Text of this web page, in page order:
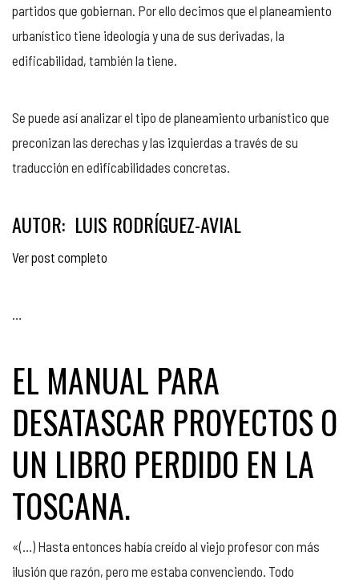
partidos que gobiernan. Por ello decimos que el planeamiento
urbanístico tiene ideología y una de sus derivadas, la
edificabilidad, también la tiene.
Se puede así analizar el tipo de planeamiento urbanístico que
preconizan las derechas y las izquierdas a través de su
traducción en edificabilidades concretas.
AUTOR: LUIS RODRÍGUEZ-AVIAL
Ver post completo
EL MANUAL PARA
DESATASCAR PROYECTOS O
UN LIBRO PERDIDO EN LA
TOSCANA.
«(…) Hasta entonces había creído al viejo profesor con más
ilusión que razón, pero me estaba convenciendo. Todo